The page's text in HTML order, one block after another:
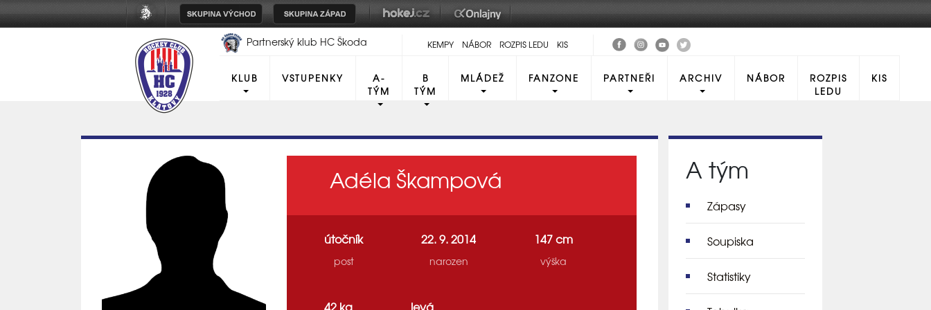
Partnerský klub HC Škoda
KEMPY NÁBOR ROZPIS LEDU KIS
KLUB VSTUPENKY
A-
TÝM
B
TÝM
MLÁDEŽ FANZONE PARTNEŘI ARCHIV NÁBOR
ROZPIS
LEDU
KIS
Adéla Škampová
útočník
post
22. 9. 2014
narozen
147 cm
výška
42 kg levá
A tým
Zápasy
Soupiska
Statistiky